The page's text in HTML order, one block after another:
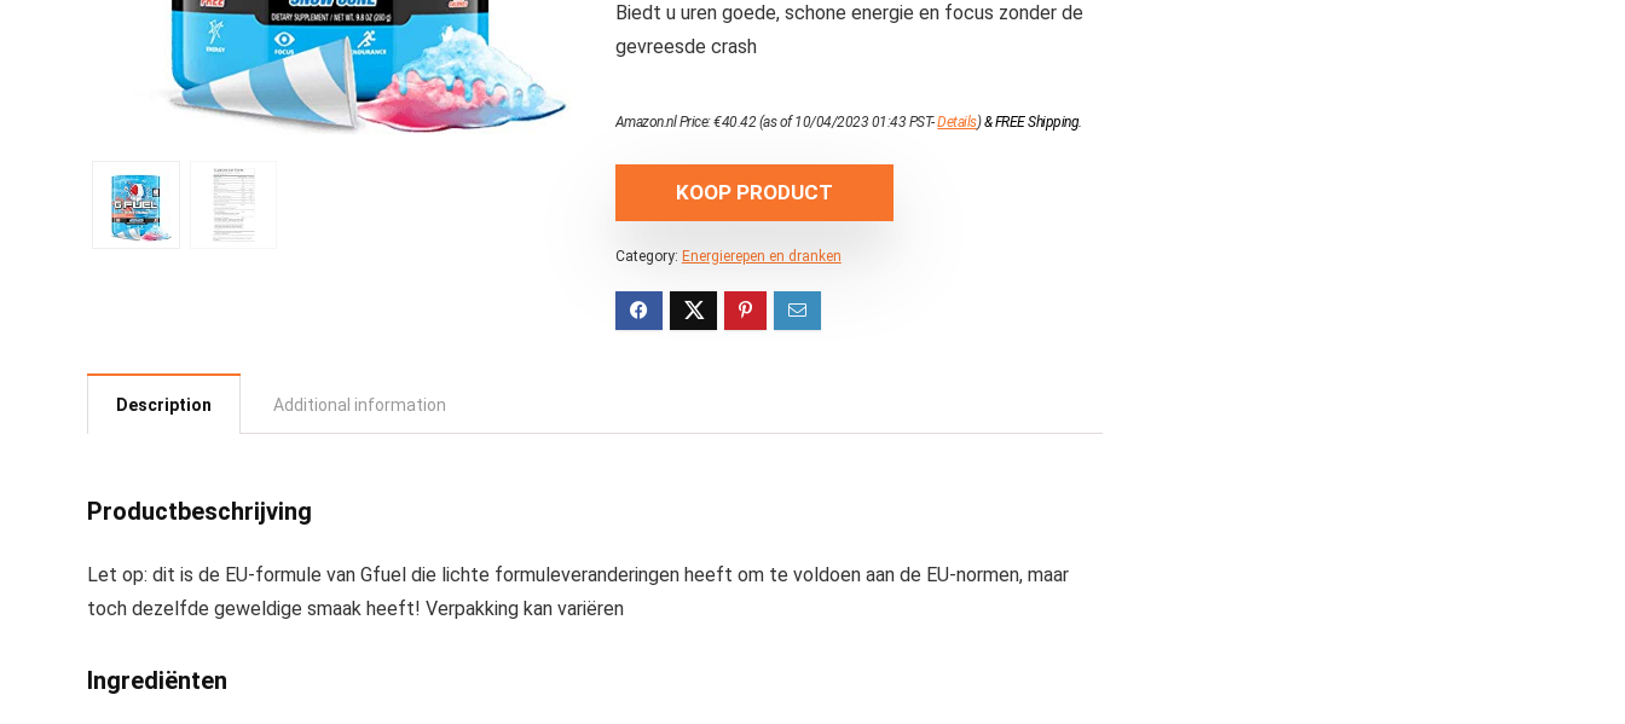
Biedt u uren goede, schone energie en focus zonder de
gevreesde crash
Amazon.nl Price:€40.42 (as of 10/04/2023 01:43 PST-Details)&FREE Shipping.
KOOP PRODUCT
Category: Energierepen en dranken
Description Additional information
Productbeschrijving
Let op: dit is de EU-formule van Gfuel die lichte formuleveranderingen heeft om te voldoen aan de EU-normen, maar
toch dezelfde geweldige smaak heeft! Verpakking kan variëren
Ingrediënten